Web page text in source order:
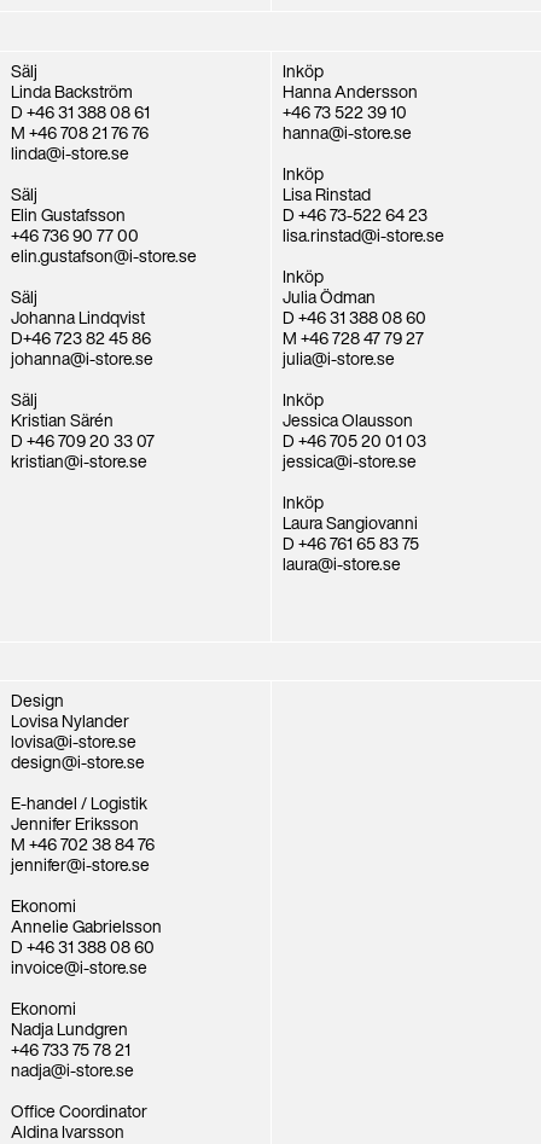
Sälj
Linda Backström
D +46 31 388 08 61
M +46 708 21 76 76
linda@i-store.se
Sälj
Elin Gustafsson
+46 736 90 77 00
elin.gustafson@i-store.se
Sälj
Johanna Lindqvist
D+46 723 82 45 86
johanna@i-store.se
Sälj
Kristian Särén
D +46 709 20 33 07
kristian@i-store.se
Inköp
Hanna Andersson
+46 73 522 39 10
hanna@i-store.se
Inköp
Lisa Rinstad
D +46 73-522 64 23
lisa.rinstad@i-store.se
Inköp
Julia Ödman
D +46 31 388 08 60
M +46 728 47 79 27
julia@i-store.se
Inköp
Jessica Olausson
D +46 705 20 01 03
jessica@i-store.se
Inköp
Laura Sangiovanni
D +46 761 65 83 75
laura@i-store.se
Design
Lovisa Nylander
lovisa@i-store.se
design@i-store.se
E-handel / Logistik
Jennifer Eriksson
M +46 702 38 84 76
jennifer@i-store.se
Ekonomi
Annelie Gabrielsson
D +46 31 388 08 60
invoice@i-store.se
Ekonomi
Nadja Lundgren
+46 733 75 78 21
nadja@i-store.se
Office Coordinator
Aldina Ivarsson